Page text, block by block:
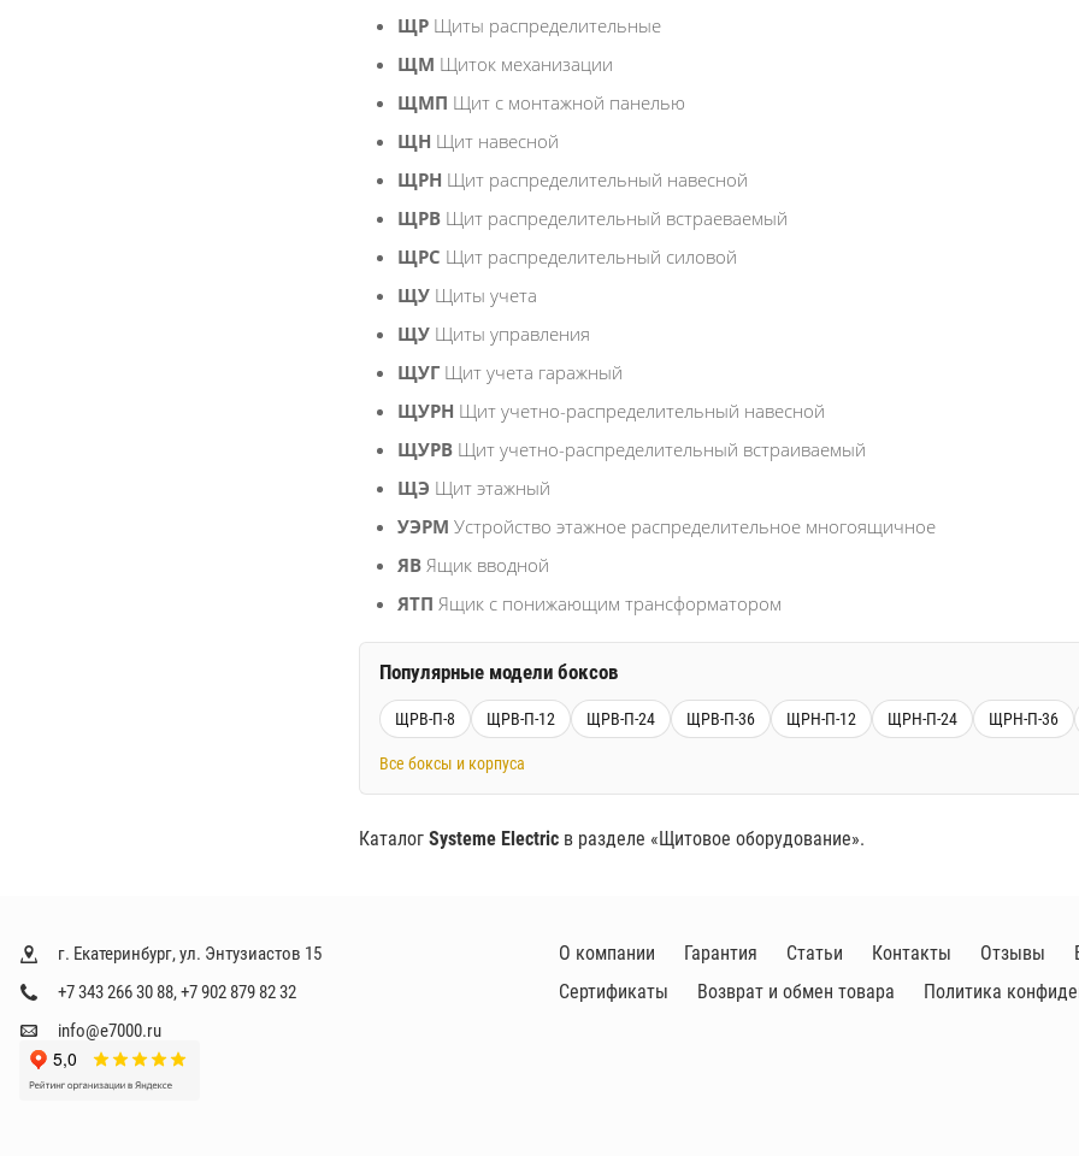
ЩР Щиты распределительные
ЩМ Щиток механизации
ЩМП Щит с монтажной панелью
ЩН Щит навесной
ЩРН Щит распределительный навесной
ЩРВ Щит распределительный встраеваемый
ЩРС Щит распределительный силовой
ЩУ Щиты учета
ЩУ Щиты управления
ЩУГ Щит учета гаражный
ЩУРН Щит учетно-распределительный навесной
ЩУРВ Щит учетно-распределительный встраиваемый
ЩЭ Щит этажный
УЭРМ Устройство этажное распределительное многоящичное
ЯВ Ящик вводной
ЯТП Ящик с понижающим трансформатором
Популярные модели боксов
ЩРВ-П-8 ЩРВ-П-12 ЩРВ-П-24 ЩРВ-П-36 ЩРН-П-12 ЩРН-П-24 ЩРН-П-36
Все боксы и корпуса
КаталогSysteme Electric в разделе «Щитовое оборудование».
г. Екатеринбург, ул. Энтузиастов 15
+7 343 266 30 88,+7 902 879 82 32
info@e7000.ru
О компании Гарантия Статьи Контакты Отзывы
Сертификаты
Возврат и обмен товара Политика